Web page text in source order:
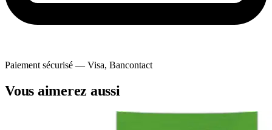
Paiement sécurisé — Visa, Bancontact
Vous aimerez aussi